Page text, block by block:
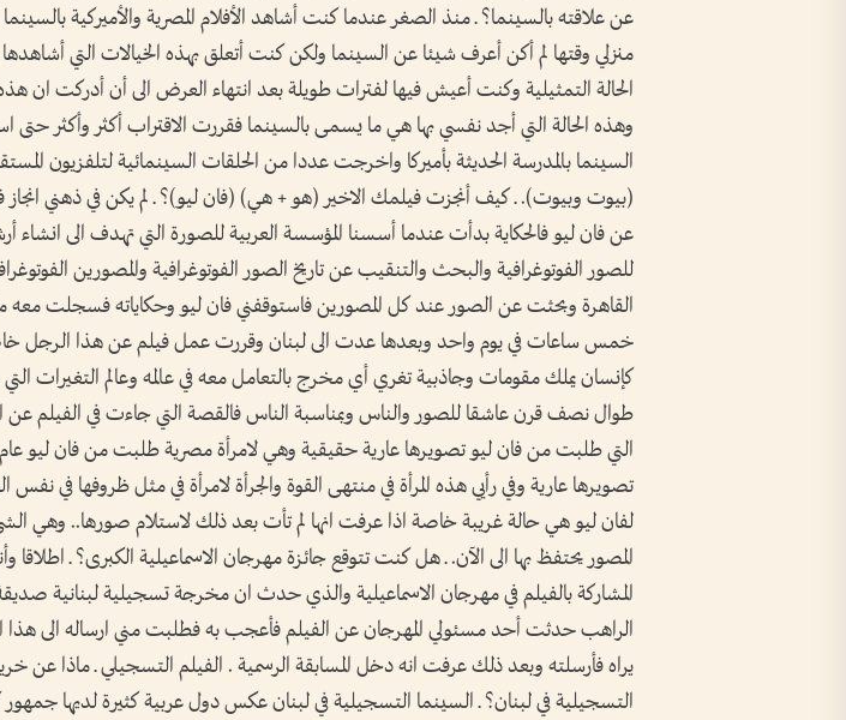
عن علاقته بالسينما؟ ـ منذ الصغر عندما كنت أشاهد الأفلام المصرية والأميركية
منزلي وقتها لم أكن أعرف شيئا عن السينما ولكن كنت أتعلق بهذه الخيالات التي
الحالة التمثيلية وكنت أعيش فيها لفترات طويلة بعد انتهاء العرض الى أن أدركت ان
وهذه الحالة التي أجد نفسي بها هي ما يسمى بالسينما فقررت الاقتراب أكثر وأكثر
السينما بالمدرسة الحديثة بأميركا واخرجت عددا من الحلقات السينمائية لتلفزيون
(بيوت وبيوت). ـ كيف أنجزت فيلمك الاخير (هو + هي) (فان ليو)؟ ـ لم يكن في ذهني
عن فان ليو فالحكاية بدأت عندما أسسنا المؤسسة العربية للصورة التي تهدف الى انشاء
للصور الفوتوغرافية والبحث والتنقيب عن تاريخ الصور الفوتوغرافية والمصورين
القاهرة وبحثت عن الصور عند كل المصورين فاستوقفني فان ليو وحكاياته فسجلت
خمس ساعات في يوم واحد وبعدها عدت الى لبنان وقررت عمل فيلم عن هذا الرجل
كإنسان يملك مقومات وجاذبية تغري أي مخرج بالتعامل معه في عالمه وعالم التغيرات
طوال نصف قرن عاشقا للصور والناس وبمناسبة الناس فالقصة التي جاءت في الفيلم عن
تصويرها عارية وفي رأيي هذه المرأة في منتهى القوة والجرأة لامرأة في مثل ظروفها في نفس
لفان ليو هي حالة غريبة خاصة اذا عرفت انها لم تأت بعد ذلك لاستلام صورها.. وهي
المصور يحتفظ بها الى الآن. ـ هل كنت تتوقع جائزة مهرجان الاسماعيلية الكبرى؟ ـ اطلاقا
المشاركة بالفيلم في مهرجان الاسماعيلية والذي حدث ان مخرجة تسجيلية لبنانية
الراهب حدثت أحد مسئولي المهرجان عن الفيلم فأعجب به فطلبت مني ارساله الى هذا
يراه فأرسلته وبعد ذلك عرفت انه دخل المسابقة الرسمية . الفيلم التسجيلي ـ ماذا عن
التسجيلية في لبنان؟ ـ السينما التسجيلية في لبنان عكس دول عربية كثيرة لديها